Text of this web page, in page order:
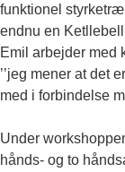
funktionel
endnu en
Emil arbejder med
’’jeg mener at det
med i forbindelse
Under
hånds- og to